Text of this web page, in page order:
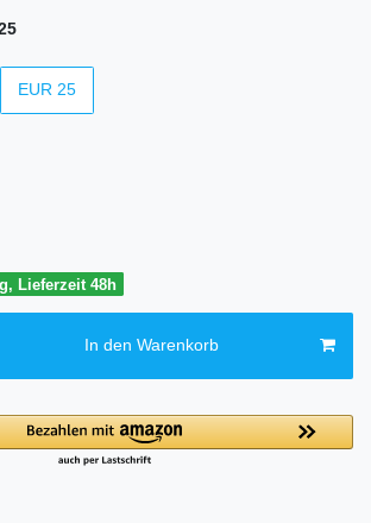
EUR 25
Lieferzeit 48h
In den Warenkorb